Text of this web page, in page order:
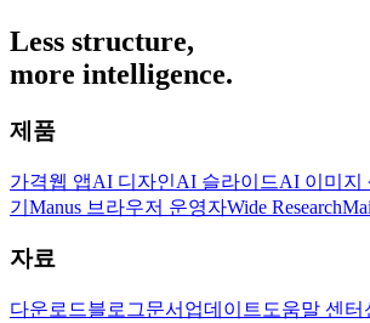
Less structure,
more intelligence.
제품
가격웹 앱AI 디자인AI 슬라이드AI 이미지
기 Manus 브라우저 운영자Wide Research
자료
다운로드블로그문서 업데이트 도움말 센터